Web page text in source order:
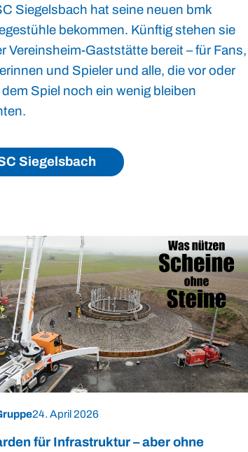
Siegelsbach hat seine neuen bmk
bekommen. Künftig stehen sie
Vereinsheim-Gaststätte bereit – für Fans,
und Spieler und alle, die vor oder
Spiel noch ein wenig bleiben
Siegelsbach
24. April 2026
für Infrastruktur – aber ohne